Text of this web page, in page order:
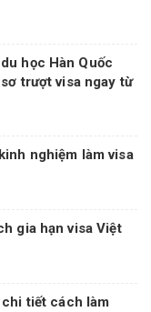
học Hàn Quốc
trượt visa ngay từ
nghiệm làm visa
gia hạn visa Việt
tiết cách làm